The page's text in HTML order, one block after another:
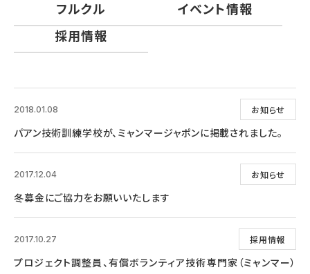
フルクル
イベント情報
採用情報
お知らせ
2018.01.08
パアン技術訓練学校が、ミャンマージャポンに掲載されました。
お知らせ
2017.12.04
冬募金にご協力をお願いいたします
採用情報
2017.10.27
プロジェクト調整員、有償ボランティア技術専門家（ミャンマー）